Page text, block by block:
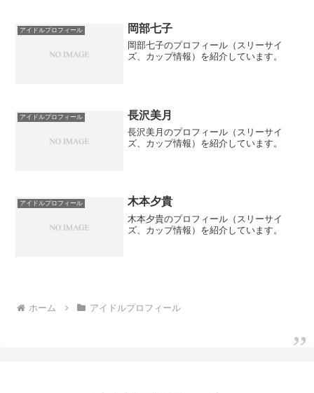
アイドルプロフィール 岡部七子
岡部七子のプロフィール（スリーサイ
ズ、カップ情報）を紹介しています。
アイドルプロフィール 長沢美月
長沢美月のプロフィール（スリーサイ
ズ、カップ情報）を紹介しています。
アイドルプロフィール 木本夕貴
木本夕貴のプロフィール（スリーサイ
ズ、カップ情報）を紹介しています。
ホーム アイドルプロフィール